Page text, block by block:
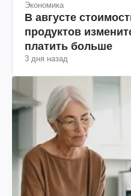
Экономика
В августе
продуктов
платить больше
3 дня назад